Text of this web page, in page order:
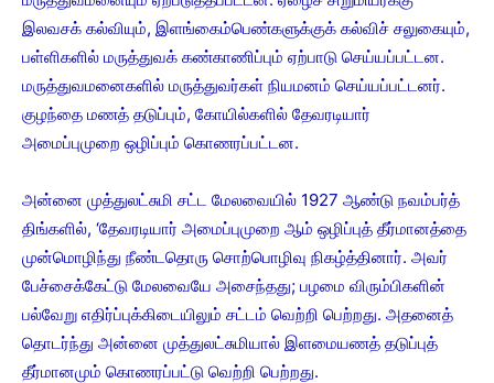
இலவசக் கல்வியும், இளங்கைம்பெண்களுக்குக் கல்விச் சலுகையும்,
பள்ளிகளில் மருத்துவக் கண்காணிப்பும் ஏற்பாடு செய்யப்பட்டன.
மருத்துவமனைகளில் மருத்துவர்கள் நியமனம் செய்யப்பட்டனர்.
குழந்தை மணத் தடுப்பும், கோயில்களில் தேவரடியார்
அமைப்புமுறை ஒழிப்பும் கொணரப்பட்டன.
அன்னை முத்துலட்சுமி சட்ட மேலவையில் 1927 ஆண்டு நவம்பர்த்
திங்களில், ‘தேவரடியார் அமைப்புமுறை ஆம் ஒழிப்புத் தீர்மானத்தை
முன்மொழிந்து நீண்டதொரு சொற்பொழிவு நிகழ்த்தினார். அவர்
பேச்சைக்கேட்டு மேலவையே அசைந்தது; பழமை விரும்பிகளின்
பல்வேறு எதிர்ப்புக்கிடையிலும் சட்டம் வெற்றி பெற்றது. அதனைத்
தொடர்ந்து அன்னை முத்துலட்சுமியால் இளமையணத் தடுப்புத்
தீர்மானமும் கொணரப்பட்டு வெற்றி பெற்றது.